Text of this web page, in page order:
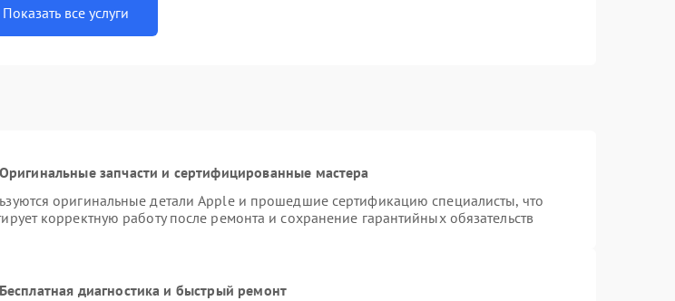
Показать все услуги
Оригинальные запчасти и сертифицированные мастера
оригинальные детали Apple и прошедшие сертификацию специалисты, что
корректную работу после ремонта и сохранение гарантийных обязательств
Бесплатная диагностика и быстрый ремонт